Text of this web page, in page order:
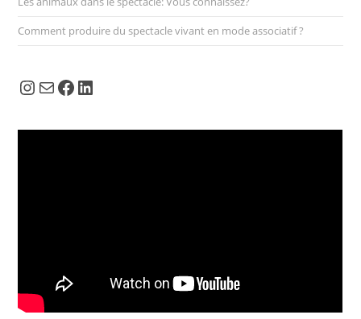
Comment produire du spectacle vivant en mode associatif ?
Instagram
E-mailFacebook
LinkedIn